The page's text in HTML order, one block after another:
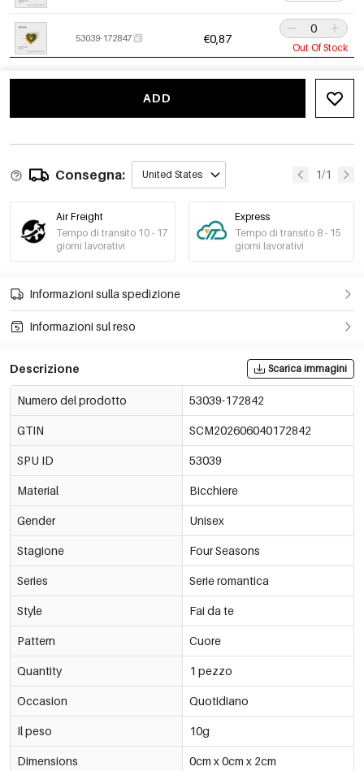
53039-172847 €0,87
Out Of Stock
Modello
53039-172850 €0,87
53039-172851
€0,87
53039-172853
ADD
Consegna: United States 1/1
Air Freight
Tempo di transito 10 - 17
giorni lavorativi
Express
Tempo di transito 8 - 15
giorni lavorativi
Informazioni sulla spedizione
Informazioni sul reso
Descrizione Scarica immagini
Numero del prodotto 53039-172842
GTIN SCM202606040172842
SPU ID 53039
Material Bicchiere
Gender Unisex
Stagione Four Seasons
Series Serie romantica
Style Fai da te
Pattern Cuore
Quantity 1 pezzo
Occasion Quotidiano
Il peso 10g
Dimensions 0cm x 0cm x 2cm